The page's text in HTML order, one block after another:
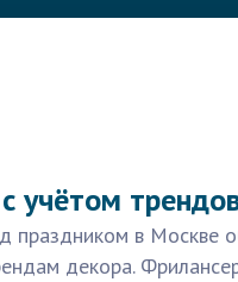
учётом
праздником в Москве
декора.